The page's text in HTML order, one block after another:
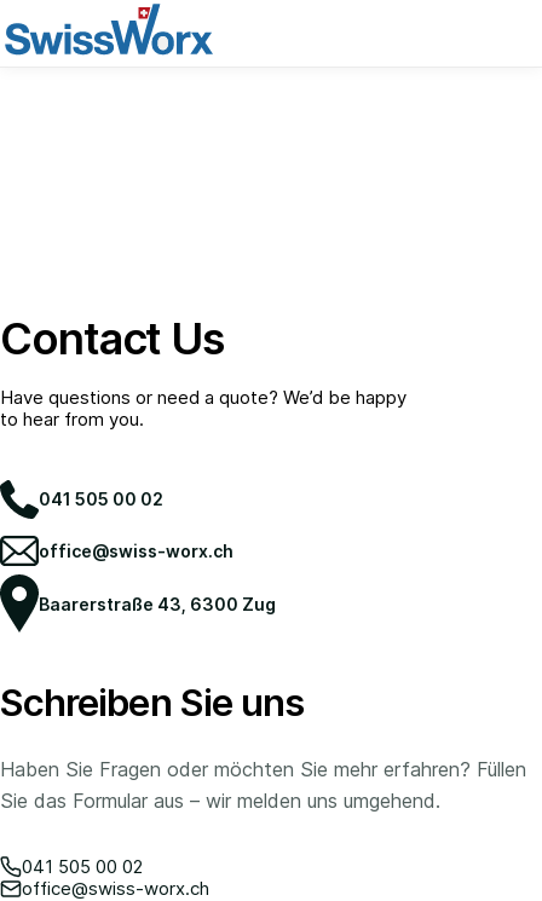
Contact Us
Have questions or need a quote? We’d be happy
to hear from you.
041 505 00 02
office@swiss-worx.ch
Baarerstraße 43, 6300 Zug
Schreiben Sie uns
Haben Sie Fragen oder möchten Sie mehr erfahren? Füllen
Sie das Formular aus – wir melden uns umgehend.
041 505 00 02
office@swiss-worx.ch